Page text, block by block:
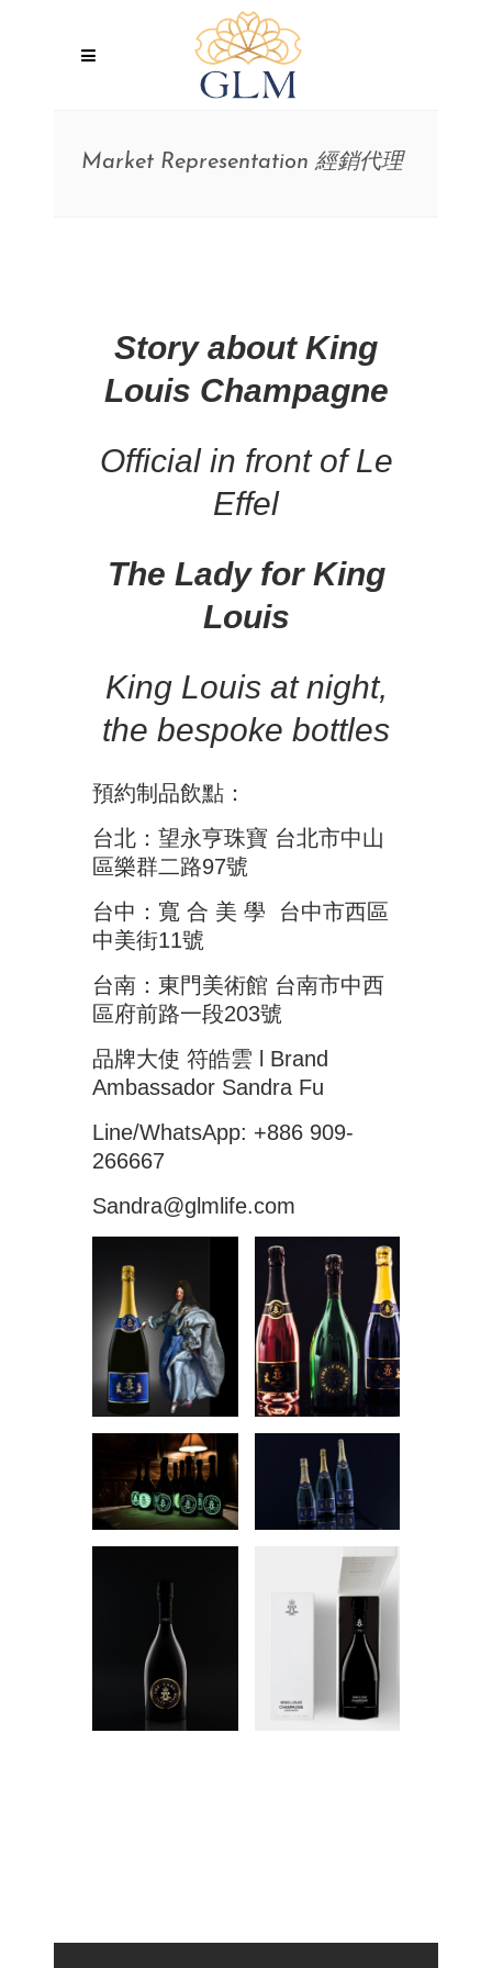
Market Representation 經銷代理
Story about King
Louis Champagne
Official in front of Le
Effel
The Lady for King
Louis
King Louis at night,
the bespoke bottles
預約制品飲點：
台北：望永亨珠寶 台北市中山
區樂群二路97號
台中：寬 合 美 學 台中市西區
中美街11號
台南：東門美術館 台南市中西
區府前路一段203號
品牌大使 符皓雲 l Brand
Ambassador Sandra Fu
Line/WhatsApp: +886 909-
266667
Sandra@glmlife.com